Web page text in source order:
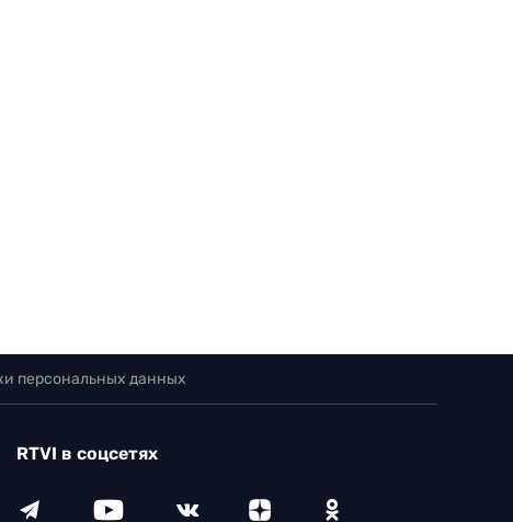
персональных данных
RTVI в соцсетях